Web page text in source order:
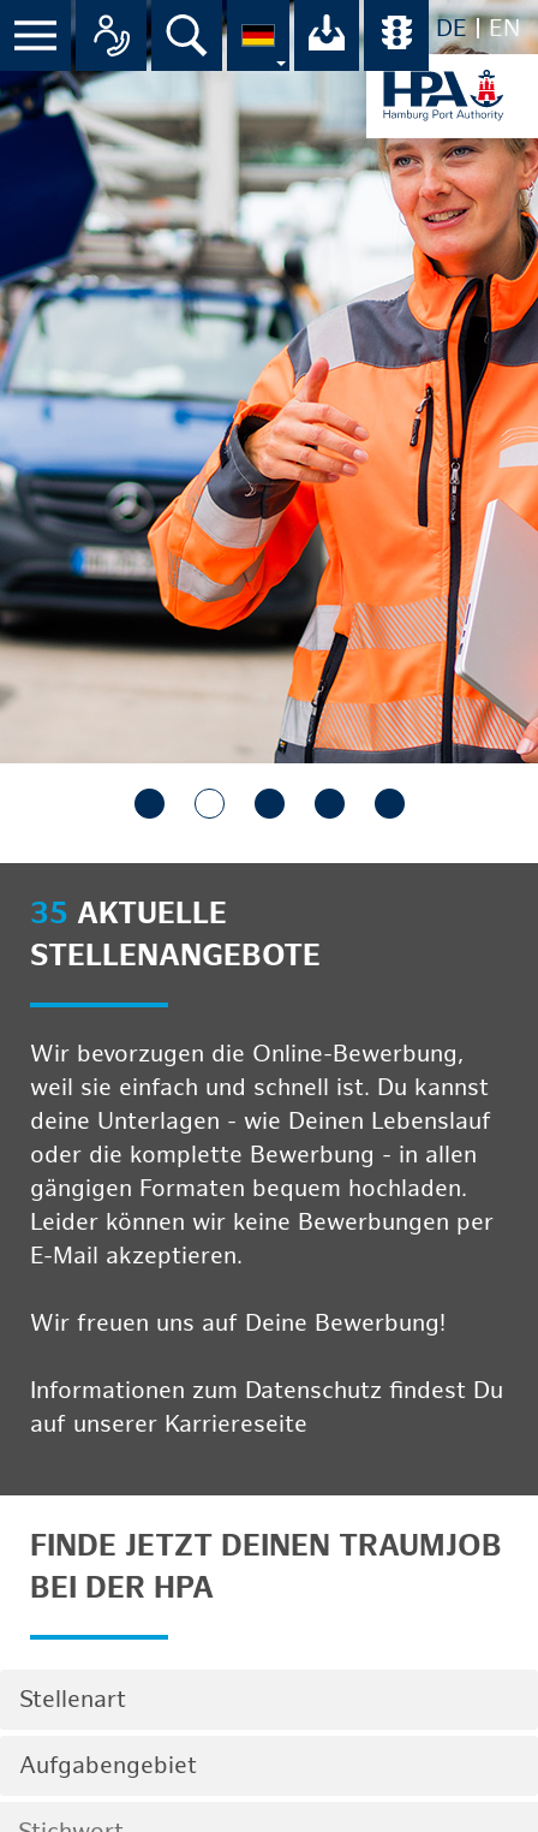
DE EN
Menü Alle Ansprechpartner im
Suche Ihr Download-
35 AKTUELLE
STELLENANGEBOTE
Wir bevorzugen die Online-Bewerbung,
weil sie einfach und schnell ist. Du kannst
deine Unterlagen - wie Deinen Lebenslauf
oder die komplette Bewerbung - in allen
gängigen Formaten bequem hochladen.
Leider können wir keine Bewerbungen per
E-Mail akzeptieren.
Wir freuen uns auf Deine Bewerbung!
Informationen zum Datenschutz findest Du
auf unserer Karriereseite
FINDE JETZT DEINEN TRAUMJOB
BEI DER HPA
Stellenart
Aufgabengebiet